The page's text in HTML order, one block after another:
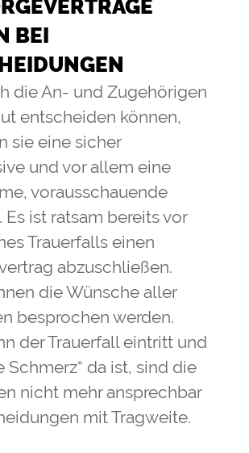
BEI
die An- und Zugehörigen
entscheiden können,
sie eine sicher
und vor allem eine
vorausschauende
Es ist ratsam bereits vor
Trauerfalls einen
abzuschließen.
die Wünsche aller
besprochen werden.
der Trauerfall eintritt und
Schmerz“ da ist, sind die
nicht mehr ansprechbar
mit Tragweite.